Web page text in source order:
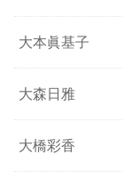
大本眞基子
大森日雅
大橋彩香